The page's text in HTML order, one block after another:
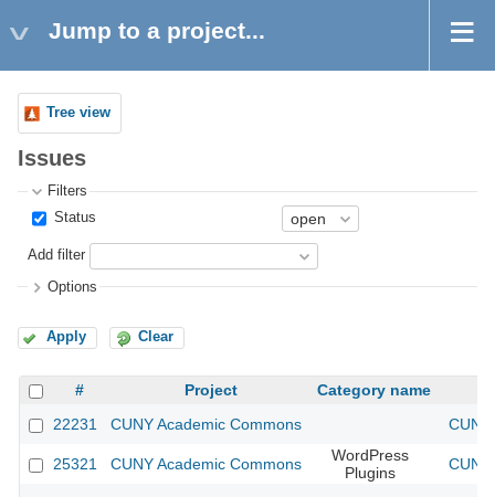
Jump to a project...
Tree view
Issues
Filters
Status
Add filter
Options
Apply Clear
# Project
Category name
22231
CUNY Academic Commons
25321 CUNY Academic Commons
WordPress
Plugins